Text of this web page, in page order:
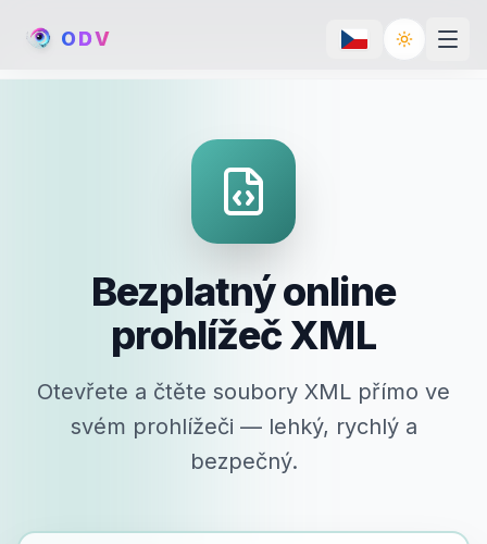
ODV Toggle
Bezplatný online
prohlížeč XML
Otevřete a čtěte soubory XML přímo ve
svém prohlížeči — lehký, rychlý a
bezpečný.